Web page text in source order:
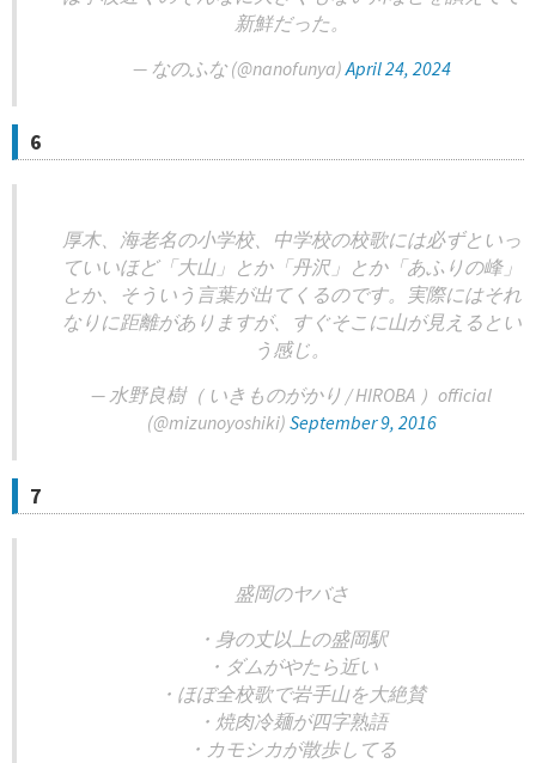
新鮮だった。
— なのふな (@nanofunya)April 24, 2024
6
厚木、海老名の小学校、中学校の校歌には必ずといっ
ていいほど「大山」とか「丹沢」とか「あふりの峰」
とか、そういう言葉が出てくるのです。実際にはそれ
なりに距離がありますが、すぐそこに山が見えるとい
う感じ。
— 水野良樹（ いきものがかり / HIROBA ）official
(@mizunoyoshiki) September 9, 2016
7
盛岡のヤバさ
・身の丈以上の盛岡駅
・ダムがやたら近い
・ほぼ全校歌で岩手山を大絶賛
・焼肉冷麺が四字熟語
・カモシカが散歩してる